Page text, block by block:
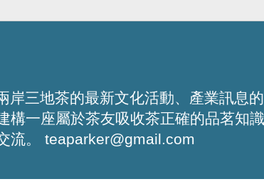
岸三地茶的最新文化活動、產業訊息
構一座屬於茶友吸收茶正確的品茗知
流。 teaparker@gmail.com